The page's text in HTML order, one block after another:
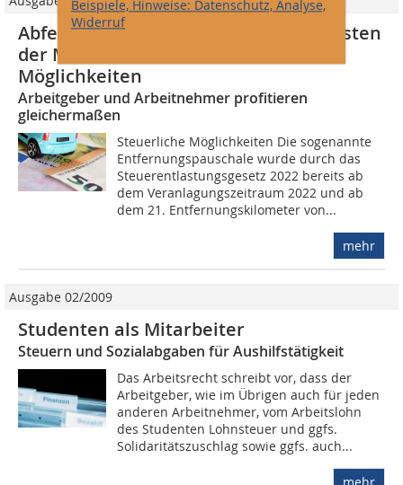
Beispiele, Hinweise: Datenschutz, Analyse,
Widerruf
Abfederung gestiegener Mobilitätskosten
der Mitarbeiter durch steuerliche
Möglichkeiten
Arbeitgeber und Arbeitnehmer profitieren
gleichermaßen
Steuerliche Möglichkeiten Die sogenannte
Entfernungspauschale wurde durch das
Steuerentlastungsgesetz 2022 bereits ab
dem Veranlagungszeitraum 2022 und ab
dem 21. Entfernungskilometer von...
mehr
Ausgabe 02/2009
Studenten als Mitarbeiter
Steuern und Sozialabgaben für Aushilfstätigkeit
Das Arbeitsrecht schreibt vor, dass der
Arbeitgeber, wie im Übrigen auch für jeden
anderen Arbeitnehmer, vom Arbeitslohn
des Studenten Lohnsteuer und ggfs.
Solidaritätszuschlag sowie ggfs. auch...